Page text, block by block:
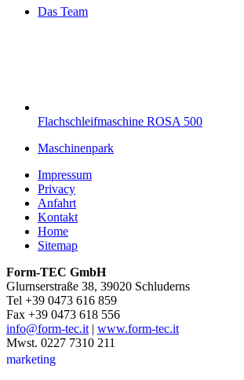
Das Team
Flachschleifmaschine ROSA 500
Maschinenpark
Impressum
Privacy
Anfahrt
Kontakt
Home
Sitemap
Form-TEC GmbH
Glurnserstraße 38, 39020 Schluderns
Tel +39 0473 616 859
Fax +39 0473 618 556
info@form-tec.it| www.form-tec.it
Mwst. 0227 7310 211
marketing